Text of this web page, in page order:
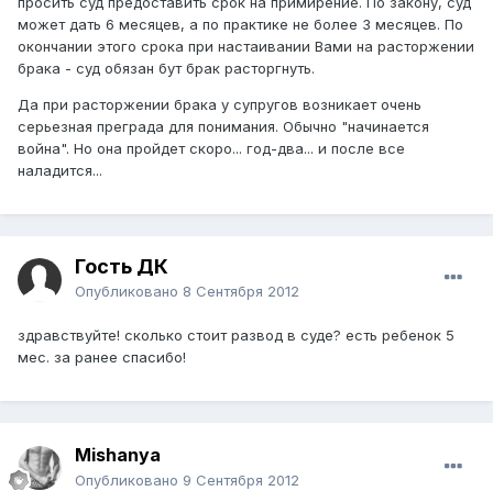
может дать 6 месяцев, а по практике не более 3 месяцев. По
окончании этого срока при настаивании Вами на расторжении
брака - суд обязан бут брак расторгнуть.
Да при расторжении брака у супругов возникает очень
серьезная преграда для понимания. Обычно "начинается
война". Но она пройдет скоро... год-два... и после все
наладится...
Гость ДК
Опубликовано 8 Сентября 2012
здравствуйте! сколько стоит развод в суде? есть ребенок 5
мес. за ранее спасибо!
Mishanya
Опубликовано 9 Сентября 2012